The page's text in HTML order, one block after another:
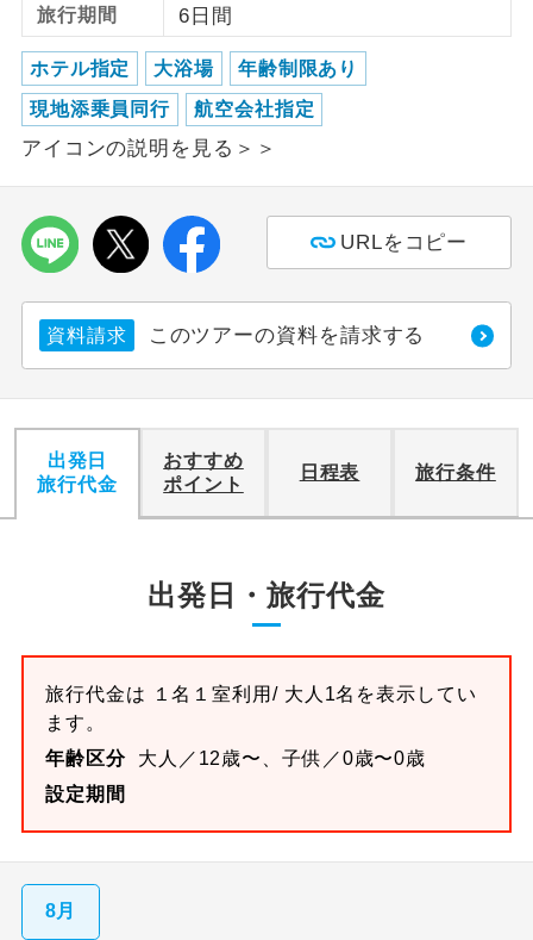
旅行期間 6日間
ホテル指定 大浴場 年齢制限あり
現地添乗員同行 航空会社指定
アイコンの説明を見る＞＞
URLをコピー
資料請求 このツアーの資料を請求する
出発日
旅行代金
おすすめ
ポイント
日程表 旅行条件
出発日・旅行代金
旅行代金は １名１室利用/ 大人1名を表示してい
ます。
年齢区分
大人／12歳〜、子供／0歳〜0歳
設定期間
8月
年齢制限あり
ご参加にあたり年齢に制限があるコース
です。
航空会社指定
利用航空会社が指定なので、ご出発の計
画にとても便利です。
ご紹介するホテルを指定したコースで
す。
おひとり様バ
おひとり様でバス席を2席利⽤できま